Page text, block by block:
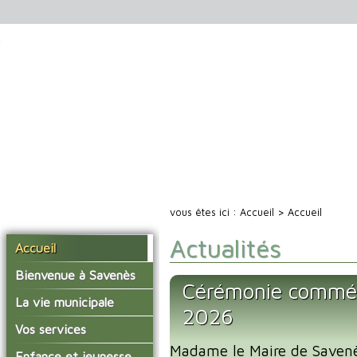
Accueil
Bienvenue à Savenès
Situer Savenès
Savenès en chiffre
L'histoire du village
La vie municipale
Vos élus
Les compte-rendus du
Vos services
La mairie
vous êtes ici : Accueil > Accueil
Actualités
Cérémonie
2026
Madame le Maire de